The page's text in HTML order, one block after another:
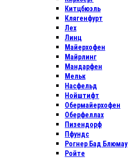
Китцбюэль
Клягенфурт
Лех
Линц
Майерхофен
Майрлинг
Мандарфен
Мельк
Насфельд
Нойштифт
Обермайерхофен
Оберфеллах
Пизендорф
Пфундс
Рогнер Бад Блюмау
Ройте